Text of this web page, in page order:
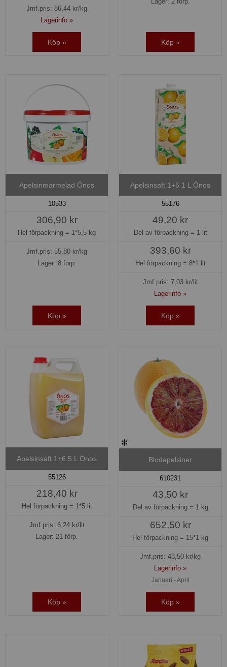
Jmf.pris: 86,44 kr/kg
Lagerinfo »
Köp » Köp »
Apelsinmarmelad Önos
10533
306,90 kr
Hel förpackning = 1*5,5 kg
Jmf.pris: 55,80 kr/kg
Lager: 8 förp.
Köp »
Apelsinsaft 1+6 1 L Önos
55176
49,20 kr
Del av förpackning = 1 lit
393,60 kr
Hel förpackning = 8*1 lit
Jmf.pris: 7,03kr/lit
Lagerinfo »
Köp »
Apelsinsaft 1+6 5 L Önos
55126
218,40 kr
Hel förpackning = 1*5 lit
Jmf.pris: 6,24kr/lit
Lager: 21 förp.
Köp »
Blodapelsiner
610231
43,50 kr
Del av förpackning = 1 kg
652,50 kr
Hel förpackning = 15*1 kg
Jmf.pris: 43,50 kr/kg
Lagerinfo »
Januari - April
Köp »